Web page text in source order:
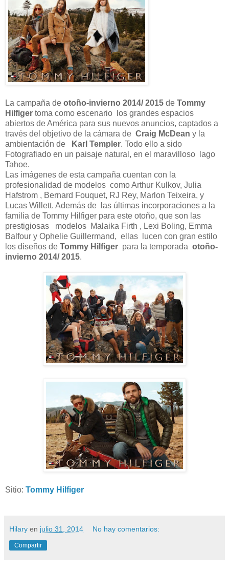
La campaña de otoño-invierno 2014/ 2015 de Tommy
Hilfiger toma como escenario los grandes espacios
abiertos de América para sus nuevos anuncios, captados a
través del objetivo de la cámara de Craig McDean y la
ambientación de
Karl Templer. Todo ello a sido
Fotografiado en un paisaje natural, en el maravilloso lago
Tahoe.
Las imágenes de esta campaña cuentan con la
profesionalidad de modelos como Arthur Kulkov, Julia
Hafstrom , Bernard Fouquet, RJ Rey, Marlon Teixeira, y
Lucas Willett. Además de las últimas incorporaciones a la
familia de Tommy Hilfiger para este otoño, que son las
prestigiosas modelos Malaika Firth , Lexi Boling, Emma
Balfour y Ophelie Guillermand, ellas lucen con gran estilo
los diseños de Tommy Hilfiger para la temporada otoño-
invierno 2014/ 2015.
Sitio: Tommy Hilfiger
Hilary en julio 31, 2014 No hay comentarios:
Compartir